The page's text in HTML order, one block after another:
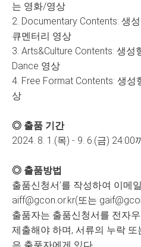
는 영화/영상
2. Documentary Contents: 생
큐멘터리 영상
3. Arts&Culture Contents: 생성
Dance 영상
4. Free Format Contents: 생
상
◎ 출품 기간
2024. 8. 1.(목) - 9. 6.(금) 24:00
◎ 출품방법
출품신청서’를 작성하여 이메
aiff@gcon.or.kr(또는
출품자는 출품신청서를 전자
제출해야 하며, 서류의 누락